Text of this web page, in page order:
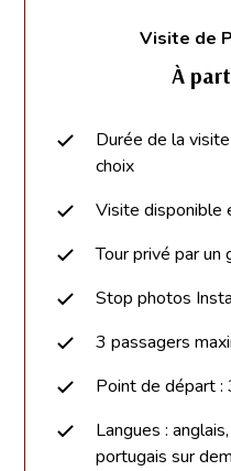
Visite de
À
Durée de la
choix
Visite disponible
Tour privé par un
Stop photos
3 passagers
Point de départ
Langues :
portugais sur